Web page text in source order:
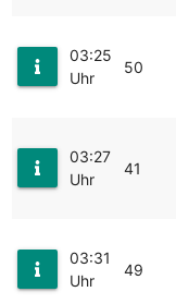
03:25
Uhr
50
03:27
Uhr
41
03:31
Uhr
49